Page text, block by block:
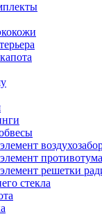
решетки
стекла